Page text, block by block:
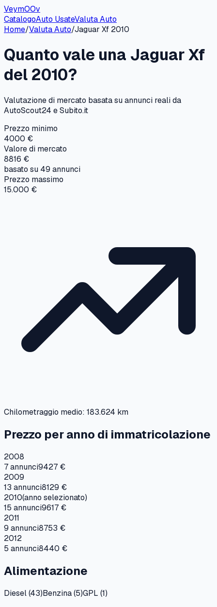
VeymOOv
CatalogoAuto UsateValuta Auto
Home/Valuta Auto/Jaguar Xf 2010
Quanto vale una JaguarXf
del 2010?
Valutazione di mercato basata su annunci reali da
AutoScout24 e Subito.it
Prezzo minimo
4000 €
Valore di mercato
8816 €
basato su 49 annunci
Prezzo massimo
15.000 €
Chilometraggio medio: 183.624 km
Prezzo per anno di immatricolazione
2008
7annunci9427 €
2009
13 annunci8129 €
2010(anno selezionato)
15 annunci9617 €
2011
9 annunci8753 €
2012
5 annunci8440 €
Alimentazione
Diesel(43)Benzina(5)GPL (1)